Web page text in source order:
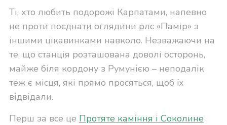
Ті, хто любить подорожі Карпатами, напевно
не проти поєднати оглядини рлс «Памір» з
іншими цікавинками навколо. Незважаючи на
те, що станція розташована доволі осторонь,
майже біля кордону з Румунією – неподалік
теж є місця, які прямо просяться, щоб їх
відвідали.
Перш за все це Протяте каміння і Соколине